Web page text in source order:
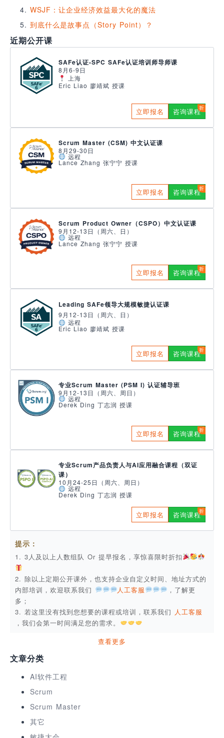
WSJF：让企业经济效益最大化的魔法
到底什么是故事点（Story Point）？
近期公开课
SAFe认证-SPC SAFe认证培训师导师课
8月6-9日
上海
Eric Liao 廖靖斌 授课
立即报名 咨询课程
Scrum Master (CSM) 中文认证课
8月29-30日
远程
Lance Zhang 张宁宁 授课
立即报名 咨询课程
Scrum Product Owner（CSPO）中文认证课
9月12-13日（周六、日）
远程
Lance Zhang 张宁宁 授课
立即报名 咨询课程
Leading SAFe领导大规模敏捷认证课
9月12-13日（周六、日）
远程
Eric Liao 廖靖斌 授课
立即报名 咨询课程
专业Scrum Master (PSM I) 认证辅导班
9月12-13日（周六、周日）
远程
Derek Ding 丁志润 授课
立即报名 咨询课程
专业Scrum产品负责人与AI应用融合课程（双证
课）
10月24-25日（周六、周日）
远程
Derek Ding 丁志润 授课
立即报名 咨询课程
提示：
1. 3人及以上人数组队 Or 提早报名，享惊喜限时折扣
2. 除以上定期公开课外，也支持企业自定义时间、地址方式的
内部培训，欢迎联系我们
人工客服
，了解更
多；
3. 若这里没有找到您想要的课程或培训，联系我们 人工客服
，我们会第一时间满足您的需求。
查看更多
文章分类
AI软件工程
Scrum
Scrum Master
其它